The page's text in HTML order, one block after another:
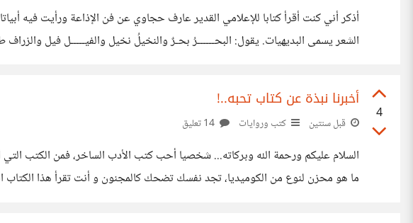
أذكر أني كنت أقرأ كتابا للإعلامي القدير عارف حجاوي عن فن الإذاعة ورأيت فيه
4
أخبرنا نبذة عن كتاب تحبه..!
قبل سنتين كتب وروايات
السلام عليكم ورحمة الله وبركاته... شخصيا أحب كتب الأدب الساخر، فمن الكتب
ما هو محزن لنوع من الكوميديا، تجد نفسك تضحك كالمجنون و أنت تقرأ هذا الكتاب الجميل. و أنتم؟ ما الكتاب